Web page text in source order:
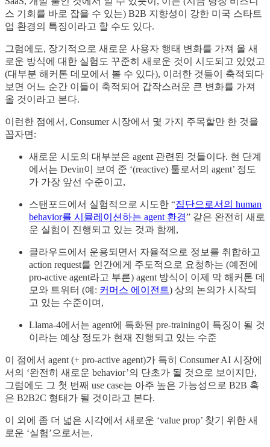
스 기회를 바로 잡을 수 있는) B2B 지향성이 강한 미국 스타트
업 환경의 특징이라고 할 수도 있다.
그럼에도, 장기적으로 새로운 사용자 행태 변화를 가져 올 새
로운 방식에 대한 실험도 꾸준히 새로운 것이 시도되고 있었고
(대부분 해커톤 데모에서 볼 수 있다), 이러한 것들이 축적되다
보면 어느 순간 이들이 축적되어 갑작스러운 큰 변화를 가져
올 것이라고 본다.
이런한 점에서, Consumer 시장에서 몇 가지 주목할만 한 것을
꼽자면:
새로운 시도의 대부분은 agent 관련된 것들이다. 현 단계
에서는 Devin이 보여 준 ‘(reactive) 툴로서의 agent’ 정도
가 가장 앞선 수준이고,
스탠포드에서 실험적으로 시도한 “집단으로서의 human
behavior를 시뮬레이션하는 agent 환경” 같은 완전히 새로
운 실험이 진행되고 있는 것과 함께,
클라우드에서 운용되면서 자율적으로 정보를 취합하고
action request를 인간에게 주도적으로 요청하는 (예전에
pro-active agent라고 부른) agent 방식이 이제 막 해커톤 데
모와 트위터 (예: 커머스 에이전트) 상의 논의가 시작되
고 있는 수준이며,
Llama-4에서는 agent에 특화된 pre-training이 특징이 될 것
이라는 예상 정도가 현재 진행되고 있는 수준
이 점에서 agent (+ pro-active agent)가 특히 Consumer AI 시장에
서의 ‘완전히 새로운 behavior’의 단초가 될 것으로 보이지만,
그럼에도 그 첫 번째 use case는 아주 높은 가능성으로 B2B 혹
은 B2B2C 형태가 될 것이라고 본다.
이 외에 좀 더 넓은 시각에서 새로운 ‘value prop’ 찾기 위한 새
로운 ‘실험’으로서는,